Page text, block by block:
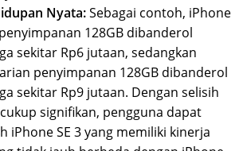
Nyata:Sebagai contoh, iPhone
128GB dibanderol
sekitar Rp6 jutaan, sedangkan
penyimpanan 128GB dibanderol
sekitar Rp9 jutaan. Dengan selisih
signifikan, pengguna dapat
iPhone SE 3 yang memiliki kinerja